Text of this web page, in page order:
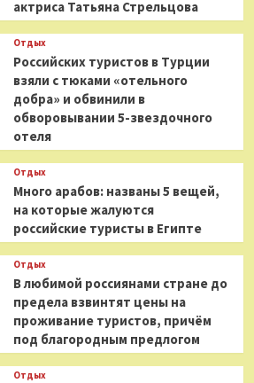
актриса Татьяна Стрельцова
Отдых
Российских туристов в Турции
взяли с тюками «отельного
добра» и обвинили в
обворовывании 5-звездочного
отеля
Отдых
Много арабов: названы 5 вещей,
на которые жалуются
российские туристы в Египте
Отдых
В любимой россиянами стране до
предела взвинтят цены на
проживание туристов, причём
под благородным предлогом
Отдых